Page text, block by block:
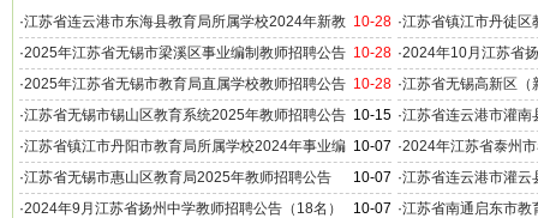
10-28
·江苏省连云港市东海县教育局所属学校2024年新教
师招聘公告（96名）
·江苏省镇江市丹徒
聘公告（16名）
10-28
·2025年江苏省无锡市梁溪区事业编制教师招聘公告
（180名）
·2024年10月江苏省
学教师招聘公告
10-28
·2025年江苏省无锡市教育局直属学校教师招聘公告
（200名）
·江苏省无锡高新区
招聘公告（31名）
10-15
·江苏省无锡市锡山区教育系统2025年教师招聘公告
（94名）
·江苏省连云港市灌
教师招聘公告（70名
10-07
·江苏省镇江市丹阳市教育局所属学校2024年事业编
制教师招聘公告（10名）
·2024年江苏省泰州
（第二批）
10-07
·江苏省无锡市惠山区教育局2025年教师招聘公告
（100名）
·江苏省连云港市灌
告
10-07
·2024年9月江苏省扬州中学教师招聘公告（18名） ·江苏省南通启东市